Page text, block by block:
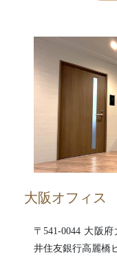
大阪オフィス
〒541-0044 大阪
井住友銀行高麗橋